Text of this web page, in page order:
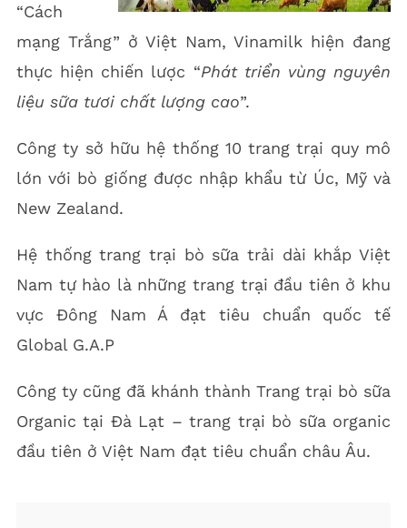
“Cách
mạng Trắng” ở Việt Nam, Vinamilk hiện đang
thực hiện chiến lược “Phát triển vùng nguyên
liệu sữa tươi chất lượng cao”.
Công ty sở hữu hệ thống 10 trang trại quy mô
lớn với bò giống được nhập khẩu từ Úc, Mỹ và
New Zealand.
Hệ thống trang trại bò sữa trải dài khắp Việt
Nam tự hào là những trang trại đầu tiên ở khu
vực Đông Nam Á đạt tiêu chuẩn quốc tế
Global G.A.P
Công ty cũng đã khánh thành Trang trại bò sữa
Organic tại Đà Lạt – trang trại bò sữa organic
đầu tiên ở Việt Nam đạt tiêu chuẩn châu Âu.